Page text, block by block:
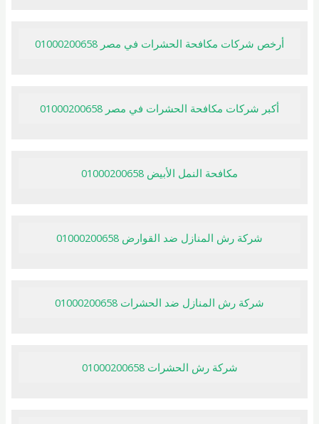
أرخص شركات مكافحة الحشرات في مصر 01000200658
أكبر شركات مكافحة الحشرات في مصر 01000200658
مكافحة النمل الأبيض 01000200658
شركة رش المنازل ضد القوارض 01000200658
شركة رش المنازل ضد الحشرات 01000200658
شركة رش الحشرات 01000200658